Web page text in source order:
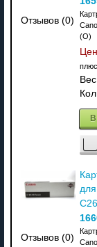
Отзывов (0)
(О)
плюс
Отзывов (0)